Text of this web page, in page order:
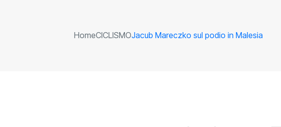
HomeCICLISMOJacub Mareczko sul podio in Malesia